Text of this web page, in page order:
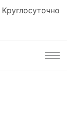
Круглосуточно